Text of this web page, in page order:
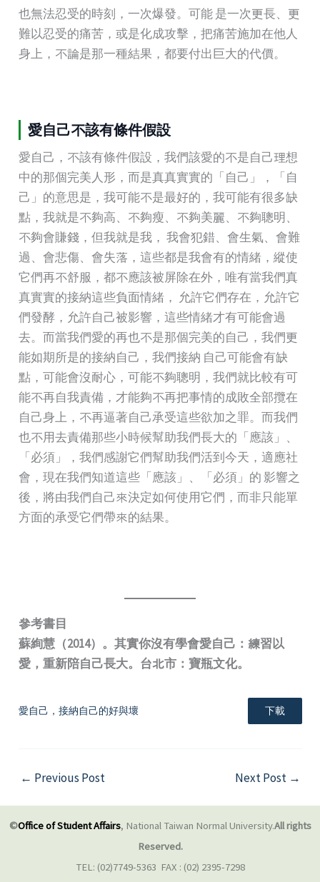
也無法忍受的時刻，一次爆發。可能 是一次更長、更
難以忍受的痛苦，或是化成攻擊，把痛苦施加在他人
身上，不論是那一種結果，都要付出巨大的代價。
愛自己不該有條件假設
愛自己，不該有條件假設，我們該愛的不是自己理想
中的那個完美人形，而是真真實實的「自己」，「自
己」的意思是，我可能不是最好的，我可能有很多缺
點，我就是不夠高、不夠瘦、不夠美麗、不夠聰明、
不夠會賺錢，但我就是我， 我會犯錯、會生氣、會難
過、會悲傷、會失落，這些都是我會有的情緒，縱使
它們再不舒服，都不應該被屏除在外，唯有當我們真
真實實的接納這些負面情緒， 允許它們存在，允許它
們發酵，允許自己被影響，這些情緒才有可能會過
去。而當我們愛的再也不是那個完美的自己，我們更
能如期所是的接納自己，我們接納 自己可能會有缺
點，可能會沒耐心，可能不夠聰明，我們就比較有可
能不再自我責備，才能夠不再把事情的成敗全部攬在
自己身上，不再逼著自己承受這些欲加之罪。而我們
也不用去責備那些小時候幫助我們長大的「應該」、
「必須」，我們感謝它們幫助我們活到今天，適應社
會，現在我們知道這些「應該」、「必須」的 影響之
後，將由我們自己來決定如何使用它們，而非只能單
方面的承受它們帶來的結果。
參考書目
蘇絢慧（2014）。其實你沒有學會愛自己：練習以
愛，重新陪自己長大。台北市：寶瓶文化。
愛自己，接納自己的好與壞 下載
← Previous Post Next Post →
©Office of Student Affairs, National Taiwan Normal University.All rights
Reserved.
TEL: (02)7749-5363 FAX : (02) 2395-7298